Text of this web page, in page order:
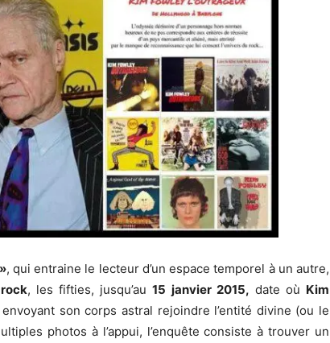
, qui entraine le lecteur d’un espace temporel à un autre,
, les fifties, jusqu’au15 janvier 2015, date où Kim
envoyant son corps astral rejoindre l’entité divine (ou le
photos à l’appui, l’enquête consiste à trouver un